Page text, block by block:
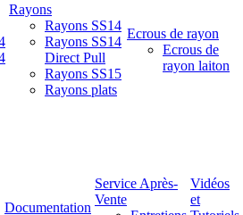
Rayons
Rayons SS14
Rayons SS14
Direct Pull
Rayons SS15
Rayons plats
Ecrous de rayon
Ecrous de
rayon laiton
Documentation
Service Après-
Vente
Vidéos
et